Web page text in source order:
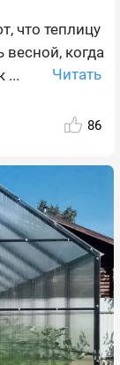
что теплицу
весной, когда
...
Читать
86